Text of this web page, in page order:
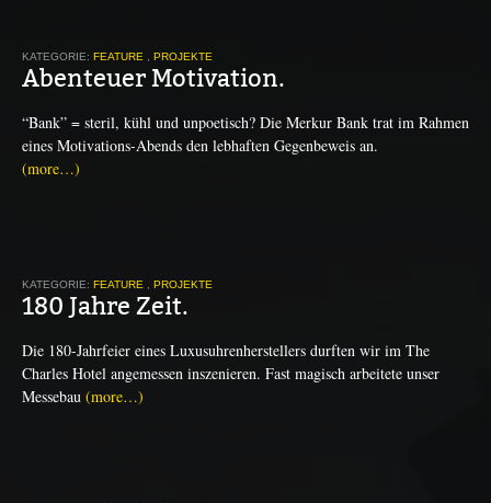
KATEGORIE: FEATURE PROJEKTE
Abenteuer Motivation.
“Bank” = steril, kühl und unpoetisch? Die Merkur Bank trat im Rahmen
eines Motivations-Abends den lebhaften Gegenbeweis an.
(more…)
KATEGORIE: FEATURE PROJEKTE
180 Jahre Zeit.
Die 180-Jahrfeier eines Luxusuhrenherstellers durften wir im The
Charles Hotel angemessen inszenieren. Fast magisch arbeitete unser
Messebau (more…)